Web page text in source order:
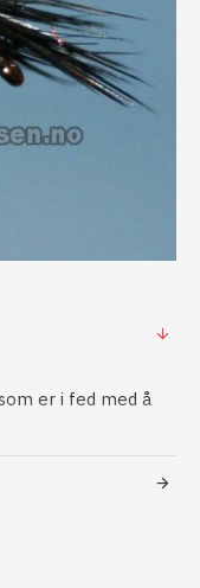
er i fed med å
men også